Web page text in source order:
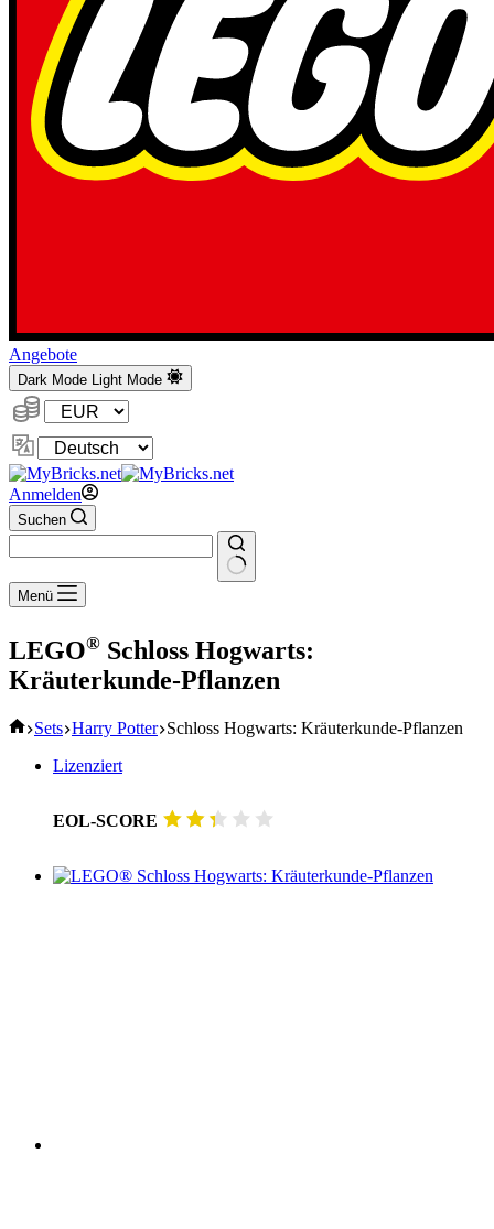
Angebote
Dark Mode Light Mode
Währung:
Sprache
ändern
Anmelden
Suchen
Keine
Ergebnisse
Menü
LEGO® Schloss Hogwarts:
Kräuterkunde-Pflanzen
Start
Sets Harry Potter Schloss Hogwarts: Kräuterkunde-Pflanzen
Lizenziert
EOL-SCORE